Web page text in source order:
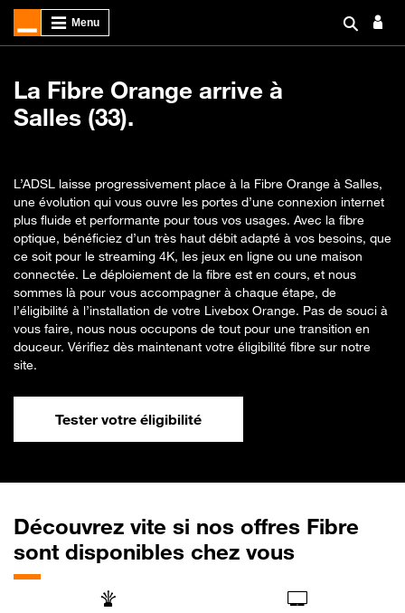
La Fibre Orange arrive à
Salles (33).
L’ADSL laisse progressivement place à la Fibre Orange à Salles,
une évolution qui vous ouvre les portes d’une connexion internet
plus fluide et performante pour tous vos usages. Avec la fibre
optique, bénéficiez d’un très haut débit adapté à vos besoins, que
ce soit pour le streaming 4K, les jeux en ligne ou une maison
connectée. Le déploiement de la fibre est en cours, et nous
sommes là pour vous accompagner à chaque étape, de
l’éligibilité à l’installation de votre Livebox Orange. Pas de souci à
vous faire, nous nous occupons de tout pour une transition en
douceur. Vérifiez dès maintenant votre éligibilité fibre sur notre
site.
Tester votre éligibilité
Découvrez vite si nos offres Fibre
sont disponibles chez vous